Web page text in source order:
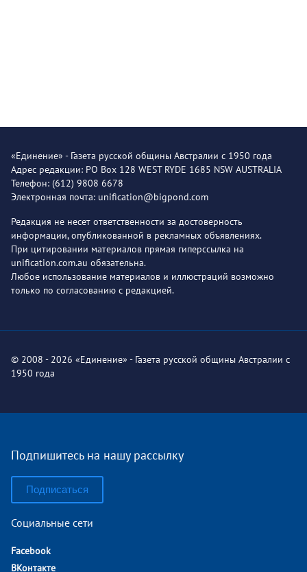
«Единение» - Газета русской общины Австралии с 1950 года
Адрес редакции: PO Box 128 WEST RYDE 1685 NSW AUSTRALIA
Телефон: (612) 9808 6678
Электронная почта: unification@bigpond.com
Редакция не несет ответственности за достоверность
информации, опубликованной в рекламных объявлениях.
При цитировании материалов прямая гиперссылка на
unification.com.au обязательна.
Любое использование материалов и иллюстраций возможно
только по согласованию с редакцией.
© 2008 - 2026 «Единение» - Газета русской общины Австралии с
1950 года
Подпишитесь на нашу рассылку
Подписаться
Социальные сети
Facebook
ВКонтакте